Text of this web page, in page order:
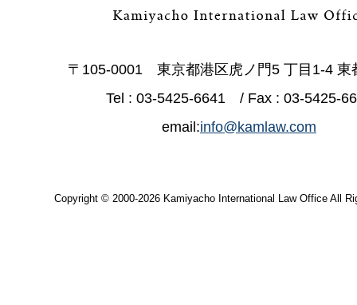
〒105-0001 東京都港区虎ノ門5 丁目1-4 東
Tel : 03-5425-6641 / Fax : 03-5425-
email:info@kamlaw.com
Copyright © 2000-2026 Kamiyacho International Law Office All